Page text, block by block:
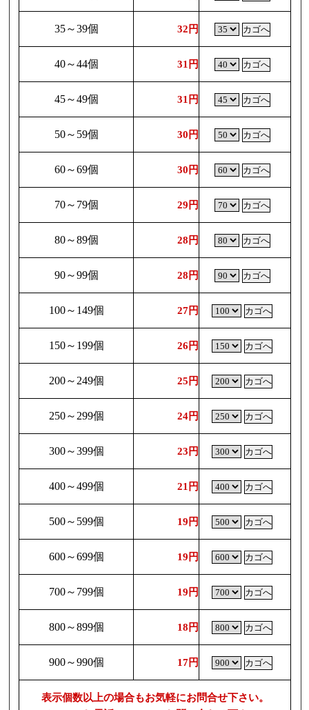
35～39個 32円
40～44個 31円
45～49個 31円
50～59個 30円
60～69個 30円
70～79個 29円
80～89個 28円
90～99個 28円
100～149個 27円
150～199個 26円
200～249個 25円
250～299個 24円
300～399個 23円
400～499個 21円
500～599個 19円
600～699個 19円
700～799個 19円
800～899個 18円
900～990個 17円
表示個数以上の場合もお気軽にお問合せ下さい。